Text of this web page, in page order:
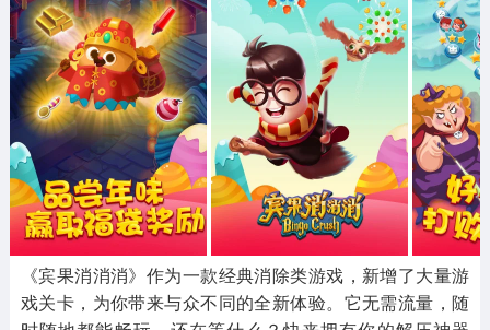
3931款应用
69款应用
700款应用
其他
981款应用
末日游戏
1405款应用
pc游戏
3443款应用
游戏攻略
63款应用
软件教程
8款应用
热点新闻
8款应用
《宾果消消消》作为一款经典消除类游戏，新增了大量游
戏关卡，为你带来与众不同的全新体验。它无需流量，随